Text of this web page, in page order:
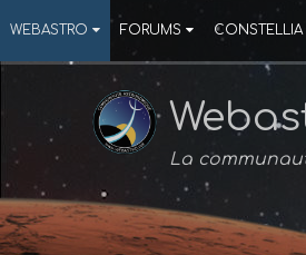
WEBASTRO FORUMS CONSTELLIA
La